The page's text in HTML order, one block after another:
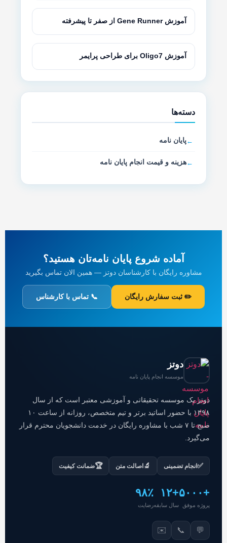
آموزش Gene Runner از صفر تا پیشرفته
آموزش Oligo7 برای طراحی پرایمر
دسته‌ها
پایان نامه
هزینه و قیمت انجام پایان نامه
آماده شروع پایان نامه‌تان هستید؟
مشاوره رایگان با کارشناسان دوتز — همین الان تماس بگیرید
✏️ ثبت سفارش رایگان 📞 تماس با کارشناس
دوتز
موسسه انجام پایان نامه
دوتز یک موسسه تحقیقاتی و آموزشی معتبر است که از سال
۱۳۹۸ با حضور اساتید برتر و تیم متخصص، روزانه از ساعت ۱۰
صبح تا ۷ شب با مشاوره رایگان در خدمت دانشجویان محترم قرار
می‌گیرد.
✅انجام تضمینی 🔬اصالت متن 🏆ضمانت کیفیت
+۵۰۰۰
پروژه موفق
+۱۲
سال سابقه
۹۸٪
رضایت
💬
📞
✉️